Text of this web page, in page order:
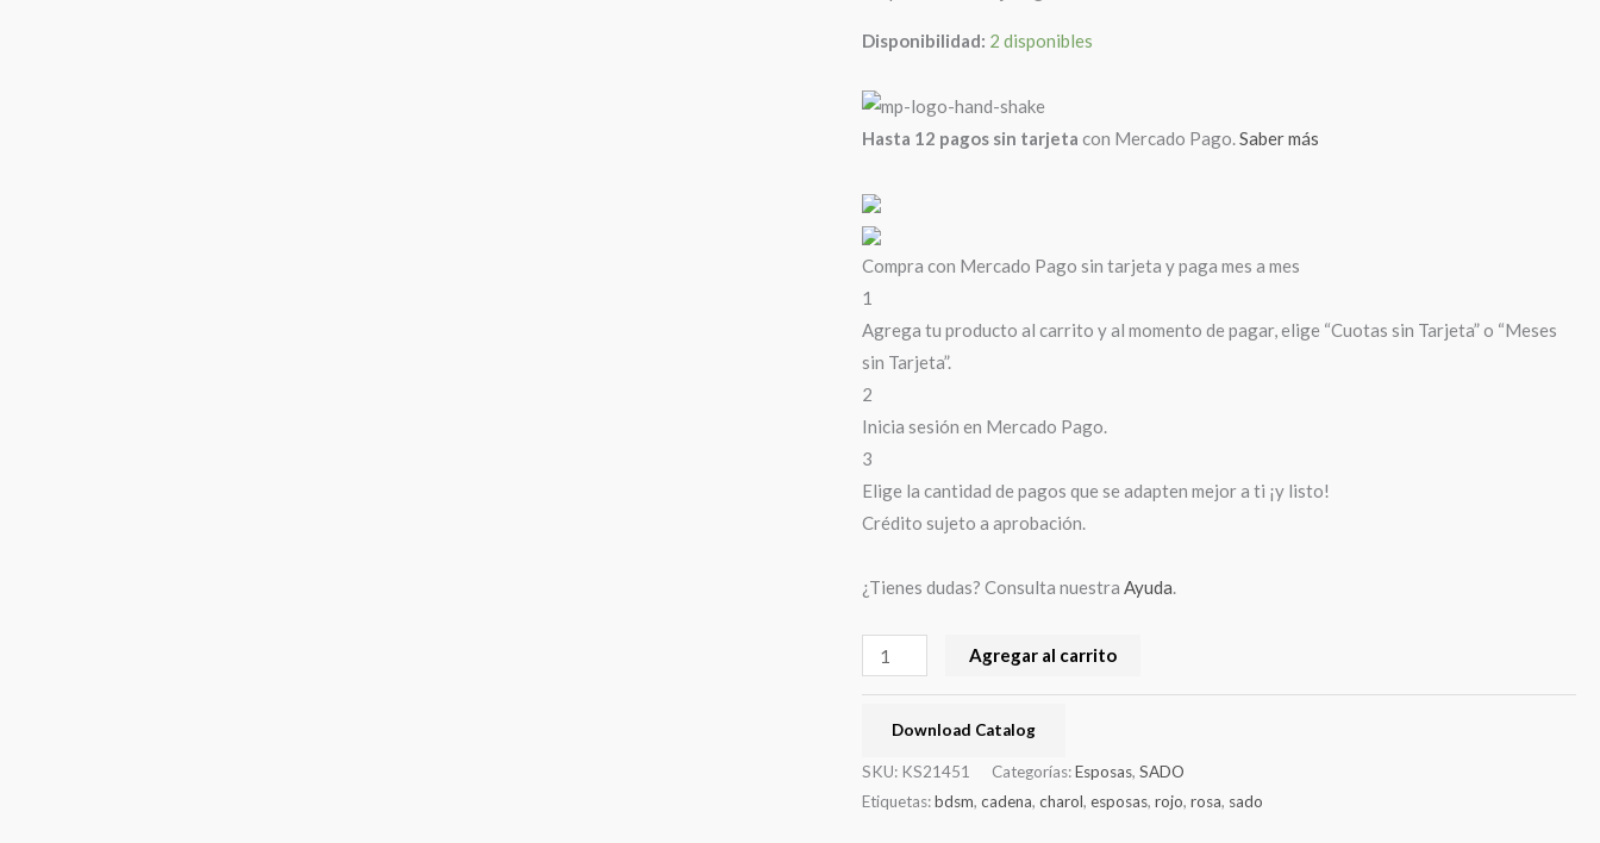
Disponibilidad: 2 disponibles
Hasta 12 pagos sin tarjeta con Mercado Pago. Saber más
Compra con Mercado Pago sin tarjeta y paga mes a mes
1
Agrega tu producto al carrito y al momento de pagar, elige “Cuotas sin Tarjeta” o “Meses
sin Tarjeta”.
2
Inicia sesión en Mercado Pago.
3
Elige la cantidad de pagos que se adapten mejor a ti ¡y listo!
Crédito sujeto a aprobación.
¿Tienes dudas? Consulta nuestraAyuda.
Agregar al carrito
Download Catalog
SKU: KS21451 Categorías:Esposas,SADO
Etiquetas:bdsm,cadena,charol,esposas,rojo,rosa, sado